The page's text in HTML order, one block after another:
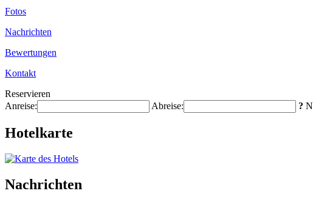
Fotos
Nachrichten
Bewertungen
Kontakt
Reservieren
Anreise:
Abreise: ?
Hotelkarte
Nachrichten